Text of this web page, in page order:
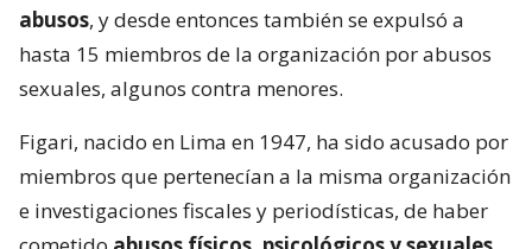
abusos, y desde entonces también se expulsó a
hasta 15 miembros de la organización por abusos
sexuales, algunos contra menores.
Figari, nacido en Lima en 1947, ha sido acusado por
miembros que pertenecían a la misma organización
e investigaciones fiscales y periodísticas, de haber